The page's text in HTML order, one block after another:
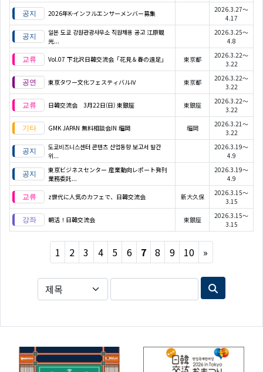
2026年K-インフルエンサーメンバー募集
2026.3.27～
4.17
일본 도쿄 강원관광사무소 직원채용 공고 江原観
光...
2026.3.25～
4.8
Vol.07 下北沢日韓交流会「花見＆春の遠足」 東京都
2026.3.22～
3.22
東京タワー文化フェスティバルⅣ 東京都
2026.3.22～
3.22
日韓交流会 3月22日(日) 東銀座 東銀座
2026.3.22～
3.22
GMK JAPAN 無料相談会IN 福岡 福岡
2026.3.21～
3.22
도쿄비즈니스센터 콘텐츠 산업동향 보고서 발간
위...
2026.3.19～
4.9
東京ビジネスセンター 産業動向レポート発刊
業務委託...
2026.3.19～
4.9
z世代に人気のカフェで、日韓交流会 新大久保
2026.3.15～
3.15
朝活！日韓交流会 東銀座
2026.3.15～
3.15
1 2 3 4 5 6 7 8 9 10 »